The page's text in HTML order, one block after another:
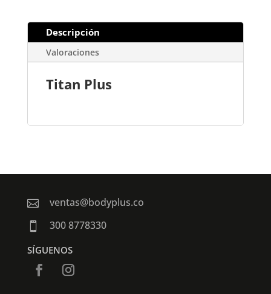
Descripción
Valoraciones
Titan Plus
 ventas@bodyplus.co
 300 8778330
SÍGUENOS